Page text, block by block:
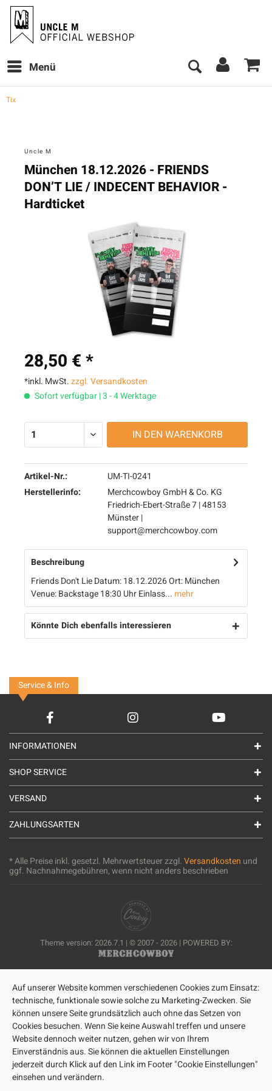
Menü
Tix
Uncle M
München 18.12.2026 - FRIENDS
DON’T LIE / INDECENT BEHAVIOR -
Hardticket
28,50 € *
*inkl. MwSt.zzgl. Versandkosten
Sofort verfügbar | 3 - 4 Werktage
IN DEN WARENKORB
Artikel-Nr.:
UM-TI-0241
Herstellerinfo:
Merchcowboy GmbH & Co. KG
Friedrich-Ebert-Straße 7 | 48153
Münster |
support@merchcowboy.com
Beschreibung
Friends Don't Lie Datum: 18.12.2026 Ort: München
Venue: Backstage 18:30 Uhr Einlass... mehr
Könnte Dich ebenfalls interessieren
Service & Info
INFORMATIONEN
SHOP SERVICE
VERSAND
ZAHLUNGSARTEN
* Alle Preise inkl. gesetzl. Mehrwertsteuer zzgl.Versandkosten und
ggf. Nachnahmegebühren, wenn nicht anders beschrieben
Theme version: 2026.7.1 | © 2007 - 2026 | POWERED BY:
Auf unserer Website kommen verschiedenen Cookies zum Einsatz:
technische, funktionale sowie solche zu Marketing-Zwecken. Sie
können unsere Seite grundsätzlich auch ohne das Setzen von
Cookies besuchen. Wenn Sie keine Auswahl treffen und unsere
Website dennoch weiter nutzen, gehen wir von Ihrem
Einverständnis aus. Sie können die aktuellen Einstellungen
jederzeit durch Klick auf den Link im Footer "Cookie Einstellungen"
einsehen und verändern.